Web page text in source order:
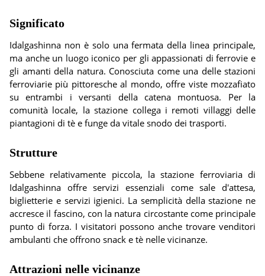
Significato
Idalgashinna non è solo una fermata della linea principale,
ma anche un luogo iconico per gli appassionati di ferrovie e
gli amanti della natura. Conosciuta come una delle stazioni
ferroviarie più pittoresche al mondo, offre viste mozzafiato
su entrambi i versanti della catena montuosa. Per la
comunità locale, la stazione collega i remoti villaggi delle
piantagioni di tè e funge da vitale snodo dei trasporti.
Strutture
Sebbene relativamente piccola, la stazione ferroviaria di
Idalgashinna offre servizi essenziali come sale d'attesa,
biglietterie e servizi igienici. La semplicità della stazione ne
accresce il fascino, con la natura circostante come principale
punto di forza. I visitatori possono anche trovare venditori
ambulanti che offrono snack e tè nelle vicinanze.
Attrazioni nelle vicinanze